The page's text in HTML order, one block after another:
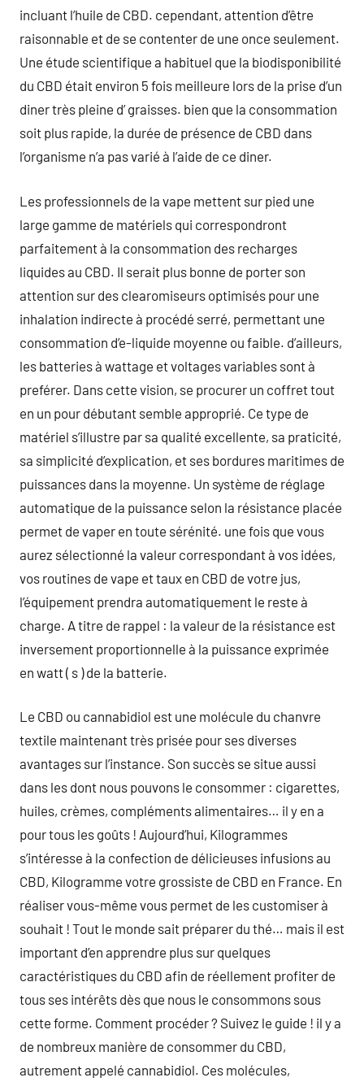
incluant l’huile de CBD. cependant, attention d’être
raisonnable et de se contenter de une once seulement.
Une étude scientifique a habituel que la biodisponibilité
du CBD était environ 5 fois meilleure lors de la prise d’un
diner très pleine d’ graisses. bien que la consommation
soit plus rapide, la durée de présence de CBD dans
l’organisme n’a pas varié à l’aide de ce diner.
Les professionnels de la vape mettent sur pied une
large gamme de matériels qui correspondront
parfaitement à la consommation des recharges
liquides au CBD. Il serait plus bonne de porter son
attention sur des clearomiseurs optimisés pour une
inhalation indirecte à procédé serré, permettant une
consommation d’e-liquide moyenne ou faible. d’ailleurs,
les batteries à wattage et voltages variables sont à
preférer. Dans cette vision, se procurer un coffret tout
en un pour débutant semble approprié. Ce type de
matériel s’illustre par sa qualité excellente, sa praticité,
sa simplicité d’explication, et ses bordures maritimes de
puissances dans la moyenne. Un système de réglage
automatique de la puissance selon la résistance placée
permet de vaper en toute sérénité. une fois que vous
aurez sélectionné la valeur correspondant à vos idées,
vos routines de vape et taux en CBD de votre jus,
l’équipement prendra automatiquement le reste à
charge. A titre de rappel : la valeur de la résistance est
inversement proportionnelle à la puissance exprimée
en watt ( s ) de la batterie.
Le CBD ou cannabidiol est une molécule du chanvre
textile maintenant très prisée pour ses diverses
avantages sur l’instance. Son succès se situe aussi
dans les dont nous pouvons le consommer : cigarettes,
huiles, crèmes, compléments alimentaires… il y en a
pour tous les goûts ! Aujourd’hui, Kilogrammes
s’intéresse à la confection de délicieuses infusions au
CBD, Kilogramme votre grossiste de CBD en France. En
réaliser vous-même vous permet de les customiser à
souhait ! Tout le monde sait préparer du thé… mais il est
important d’en apprendre plus sur quelques
caractéristiques du CBD afin de réellement profiter de
tous ses intérêts dès que nous le consommons sous
cette forme. Comment procéder ? Suivez le guide ! il y a
de nombreux manière de consommer du CBD,
autrement appelé cannabidiol. Ces molécules,